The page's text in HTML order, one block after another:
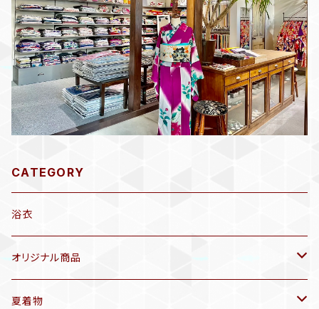
CATEGORY
浴衣
オリジナル商品
袷着物(10〜5月頃)
夏着物